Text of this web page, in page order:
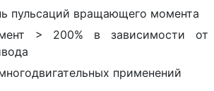
пульсаций вращающего момента
> 200% в зависимости от
применений